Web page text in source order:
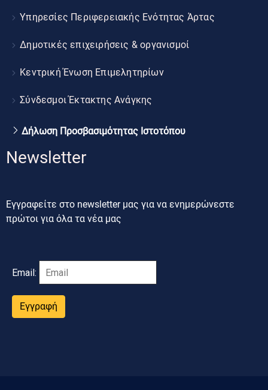
Υπηρεσίες Περιφερειακής Ενότητας Άρτας
Δημοτικές επιχειρήσεις & οργανισμοί
Κεντρική Ένωση Επιμελητηρίων
Σύνδεσμοι Έκτακτης Ανάγκης
Δήλωση Προσβασιμότητας Ιστοτόπου
Newsletter
Εγγραφείτε στο newsletter μας για να ενημερώνεστε
πρώτοι για όλα τα νέα μας
Email:
Εγγραφή